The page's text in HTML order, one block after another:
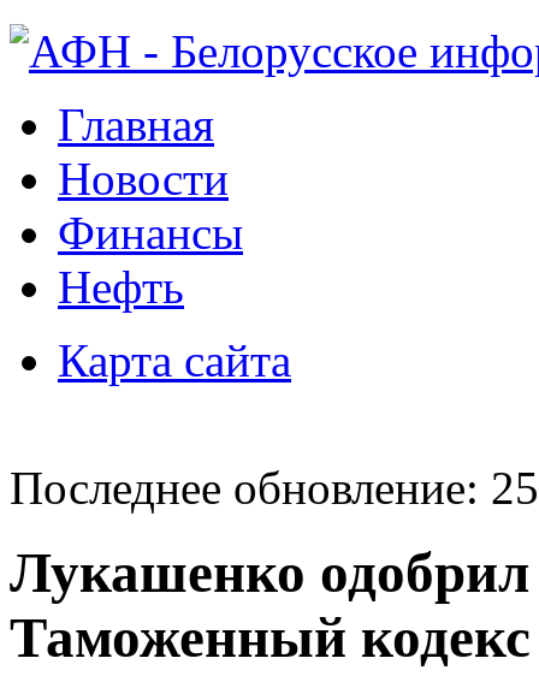
Главная
Новости
Финансы
Нефть
Карта сайта
Последнее обновление:
Лукашенко
Таможенный